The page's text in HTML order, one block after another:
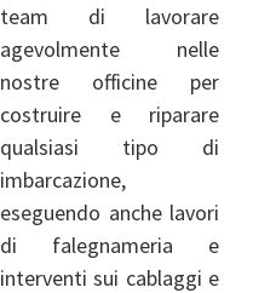
team di lavorare
agevolmente nelle
nostre officine per
costruire e riparare
qualsiasi tipo di
imbarcazione,
eseguendo anche lavori
di falegnameria e
interventi sui cablaggi e